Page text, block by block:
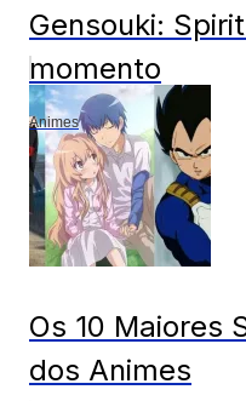
Gensouki:
momento
Animes
Os 10 Maiores
dos Animes